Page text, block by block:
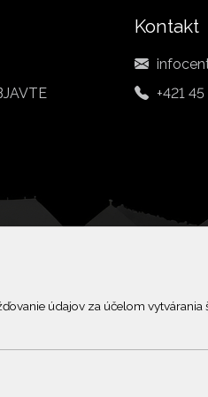
údajov za účelom
Kontakt
+421
s.r.o., mayabella s.r.o., Všetky